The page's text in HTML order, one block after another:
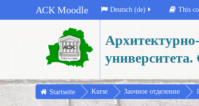
АСК Moodle Deutsch ‎(de)‎ This
Startseite Kurse Заочное отделение